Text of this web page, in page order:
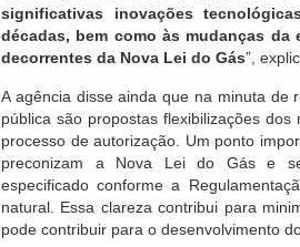
significativas inovações
décadas, bem como às mudanças
decorrentes da Nova Lei do Gás”,
A agência disse ainda que na minuta de
pública são propostas flexibilizações
processo de autorização. Um ponto
preconizam a Nova Lei do Gás e
especificado conforme a
natural. Essa clareza contribui para
pode contribuir para o desenvolvimento